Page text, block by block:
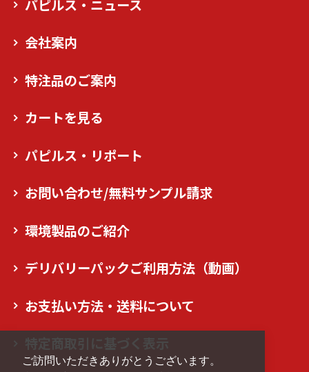
ご訪問いただきありがとうございます。
パピルス・ニュース
会社案内
特注品のご案内
カートを見る
パピルス・リポート
お問い合わせ/無料サンプル請求
環境製品のご紹介
デリバリーパックご利用方法（動画）
お支払い方法・送料について